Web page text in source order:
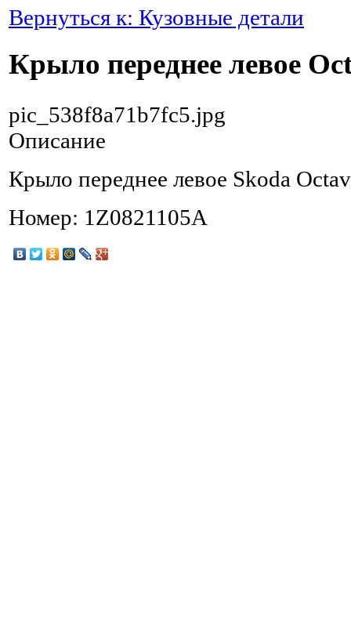
Вернуться к: Кузовные детали
Крыло переднее левое
pic_538f8a71b7fc5.jpg
Описание
Крыло переднее левое Skoda
Номер: 1Z0821105A